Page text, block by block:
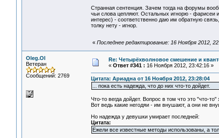
Странная сентенция. Зачем тогда на форумы
чьи слова цепляют. Остальных игнорю - фарисеи
интерес) - соответственно даю им обратную
толку нету - игнор.
« Последнее редактирование: 16 Ноября 2012,
Oleg.Ol
Ветеран
Сообщений: 2769
Re: Четырёхволновое смешение и
« Ответ #341 : 16 Ноября 2012, 23:42:16 »
Цитата: Ариадна от 16 Ноября 2012, 23:28:04
... пока есть надежда, что до них что-то дойдет.
Что-то вегда дойдет. Вопрос в том что это "что-
Вот ведь какие негодяи - им внушают, а они не
Но надежда у девушки умирает последней:
Цитата:
Ежели все известные методы использованы, а